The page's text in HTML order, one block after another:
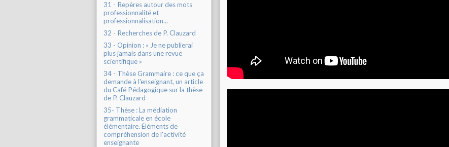
31 - Repères autour des mots
professionnalité et
professionnalisation...
32 - Recherches de P. Clauzard
33 - Opinion : « Je ne publierai
plus jamais dans une revue
scientifique »
34 - Thèse Grammaire : ce que ça
demande à l'enseignant, un article
du Café Pédagogique sur la thèse
de P. Clauzard
35- Thèse : La médiation
grammaticale en école
élémentaire. Éléments de
compréhension de l'activité
enseignante